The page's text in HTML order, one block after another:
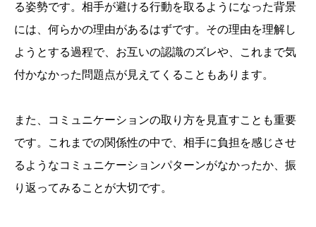
る姿勢です。相手が避ける行動を取るようになった背景
には、何らかの理由があるはずです。その理由を理解し
ようとする過程で、お互いの認識のズレや、これまで気
付かなかった問題点が見えてくることもあります。
また、コミュニケーションの取り方を見直すことも重要
です。これまでの関係性の中で、相手に負担を感じさせ
るようなコミュニケーションパターンがなかったか、振
り返ってみることが大切です。